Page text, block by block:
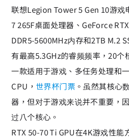
联想Legion Tower 5 Gen 10游
7 265F桌面处理器、GeForce
DDR5-5600MHz内存和2TB M.2
有最高5.3GHz的睿频频率，20个
一款适用于游戏、多任务处理和
CPU， 世界杯门票 。虽然其核心
器，但对于游戏来说并不重要，
过八个核心。
RTX 50-70 Ti GPU在4K游戏性能